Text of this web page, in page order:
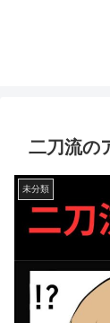
二刀流の
未分類